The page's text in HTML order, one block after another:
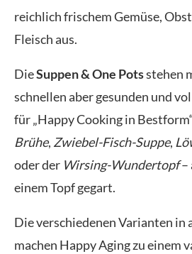
reichlich frischem Gemüse,
Fleisch aus.
DieSuppen & One Potsstehen
schnellen aber gesunden und
für „Happy Cooking in
Brühe, Zwiebel-Fisch-Suppe,
oder der Wirsing-Wundertopf–
einem Topf gegart.
Die verschiedenen Varianten in
machen Happy Aging zu einem